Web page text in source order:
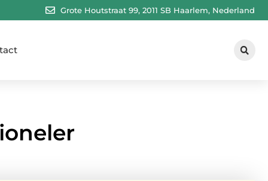
Grote Houtstraat 99, 2011 SB Haarlem, Nederland